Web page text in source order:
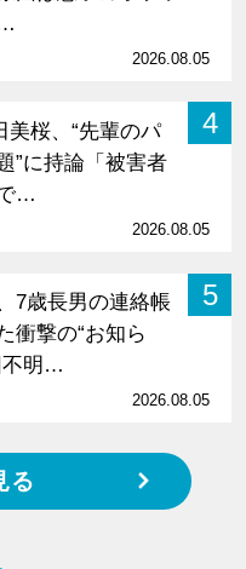
2026.08.05
4
美桜、“先輩のパ
”に持論「被害者
…
2026.08.05
5
7歳長男の連絡帳
衝撃の“お知ら
明…
2026.08.05
る